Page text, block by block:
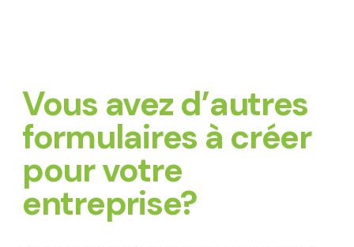
Vous avez d’autres
formulaires à créer
pour votre
entreprise?